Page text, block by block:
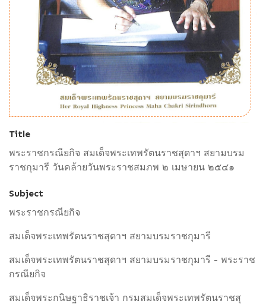
Title
พระราชกรณียกิจ สมเด็จพระเทพรัตนราชสุดาฯ สยามบรม
ราชกุมารี วันคล้ายวันพระราชสมภพ ๒ เมษายน ๒๕๔๑
Subject
พระราชกรณียกิจ
สมเด็จพระเทพรัตนราชสุดาฯ สยามบรมราชกุมารี
สมเด็จพระเทพรัตนราชสุดาฯ สยามบรมราชกุมารี - พระราช
กรณียกิจ
สมเด็จพระกนิษฐาธิราชเจ้า กรมสมเด็จพระเทพรัตนราชสุ